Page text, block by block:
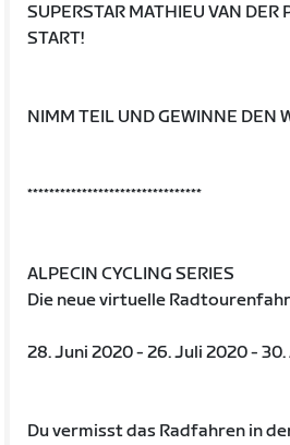
SUPERSTAR MATHIEU VAN DER
START!
NIMM TEIL UND GEWINNE DEN
********************************
ALPECIN CYCLING SERIES
Die neue virtuelle
28. Juni 2020 - 26. Juli 2020 -
Du vermisst das Radfahren in